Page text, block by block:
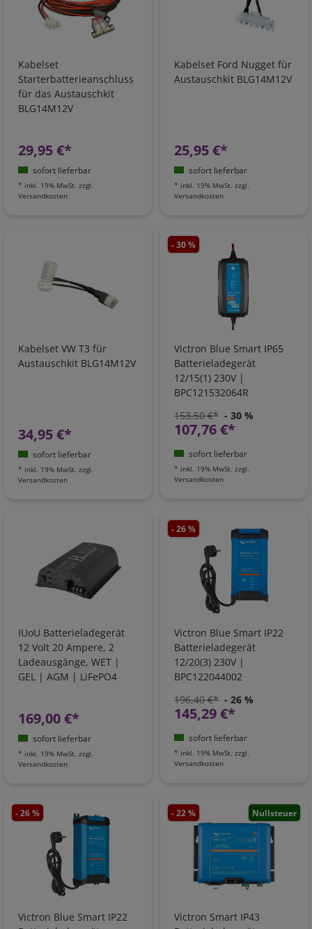
Kabelset
Starterbatterieanschluss
für das Austauschkit
BLG14M12V
29,95 €*
sofort lieferbar
* inkl. 19% MwSt. zzgl.
Versandkosten
Kabelset Ford Nugget für
Austauschkit BLG14M12V
25,95 €*
sofort lieferbar
* inkl. 19% MwSt. zzgl.
Versandkosten
Kabelset VW T3 für
Austauschkit BLG14M12V
34,95 €*
sofort lieferbar
* inkl. 19% MwSt. zzgl.
Versandkosten
- 30 %
Victron Blue Smart IP65
Batterieladegerät
12/15(1) 230V |
BPC121532064R
153,50 €* - 30 %
107,76 €*
sofort lieferbar
* inkl. 19% MwSt. zzgl.
Versandkosten
IUoU Batterieladegerät
12 Volt 20 Ampere, 2
Ladeausgänge, WET |
GEL | AGM | LiFePO4
169,00 €*
sofort lieferbar
* inkl. 19% MwSt. zzgl.
Versandkosten
- 26 %
Victron Blue Smart IP22
Batterieladegerät
12/20(3) 230V |
BPC122044002
196,40 €* - 26 %
145,29 €*
sofort lieferbar
* inkl. 19% MwSt. zzgl.
Versandkosten
- 26 %
Victron Blue Smart IP22
- 22 % Nullsteuer
Victron Smart IP43